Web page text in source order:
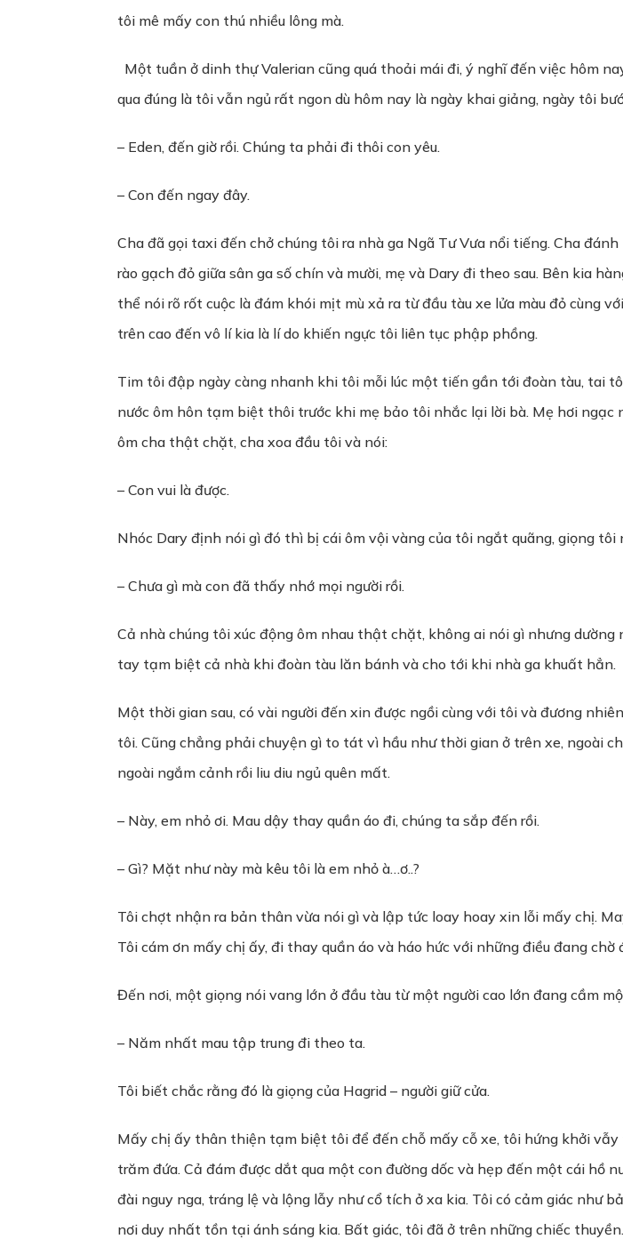
tôi mê mấy con thú nhiều lông mà.
Một tuần ở dinh thự Valerian cũng quá thoải mái đi, ý nghĩ đến việc hôm
qua đúng là tôi vẫn ngủ rất ngon dù hôm nay là ngày khai giảng, ngày tôi
– Eden, đến giờ rồi. Chúng ta phải đi thôi con yêu.
– Con đến ngay đây.
Cha đã gọi taxi đến chở chúng tôi ra nhà ga Ngã Tư Vưa nổi tiếng. Cha
rào gạch đỏ giữa sân ga số chín và mười, mẹ và Dary đi theo sau. Bên kia
thể nói rõ rốt cuộc là đám khói mịt mù xả ra từ đầu tàu xe lửa màu đỏ cùng
trên cao đến vô lí kia là lí do khiến ngực tôi liên tục phập phồng.
Tim tôi đập ngày càng nhanh khi tôi mỗi lúc một tiến gần tới đoàn tàu, tai
nước ôm hôn tạm biệt thôi trước khi mẹ bảo tôi nhắc lại lời bà. Mẹ hơi ngạc
ôm cha thật chặt, cha xoa đầu tôi và nói:
– Con vui là được.
Nhóc Dary định nói gì đó thì bị cái ôm vội vàng của tôi ngắt quãng, giọng tôi
– Chưa gì mà con đã thấy nhớ mọi người rồi.
Cả nhà chúng tôi xúc động ôm nhau thật chặt, không ai nói gì nhưng
tay tạm biệt cả nhà khi đoàn tàu lăn bánh và cho tới khi nhà ga khuất hẳn.
Một thời gian sau, có vài người đến xin được ngồi cùng với tôi và đương
tôi. Cũng chẳng phải chuyện gì to tát vì hầu như thời gian ở trên xe, ngoài
ngoài ngắm cảnh rồi liu diu ngủ quên mất.
– Này, em nhỏ ơi. Mau dậy thay quần áo đi, chúng ta sắp đến rồi.
– Gì? Mặt như này mà kêu tôi là em nhỏ à…ơ..?
Tôi chợt nhận ra bản thân vừa nói gì và lập tức loay hoay xin lỗi mấy chị.
Tôi cám ơn mấy chị ấy, đi thay quần áo và háo hức với những điều đang chờ
Đến nơi, một giọng nói vang lớn ở đầu tàu từ một người cao lớn đang cầm
– Năm nhất mau tập trung đi theo ta.
Tôi biết chắc rằng đó là giọng của Hagrid – người giữ cửa.
Mấy chị ấy thân thiện tạm biệt tôi để đến chỗ mấy cỗ xe, tôi hứng khởi
trăm đứa. Cả đám được dắt qua một con đường dốc và hẹp đến một cái
đài nguy nga, tráng lệ và lộng lẫy như cổ tích ở xa kia. Tôi có cảm giác như
nơi duy nhất tồn tại ánh sáng kia. Bất giác, tôi đã ở trên những chiếc